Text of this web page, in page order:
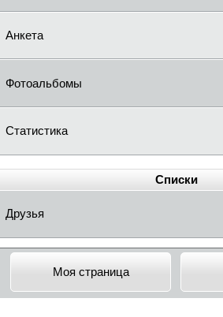
Анкета
Фотоальбомы
Статистика
Списки
Друзья
Моя страница